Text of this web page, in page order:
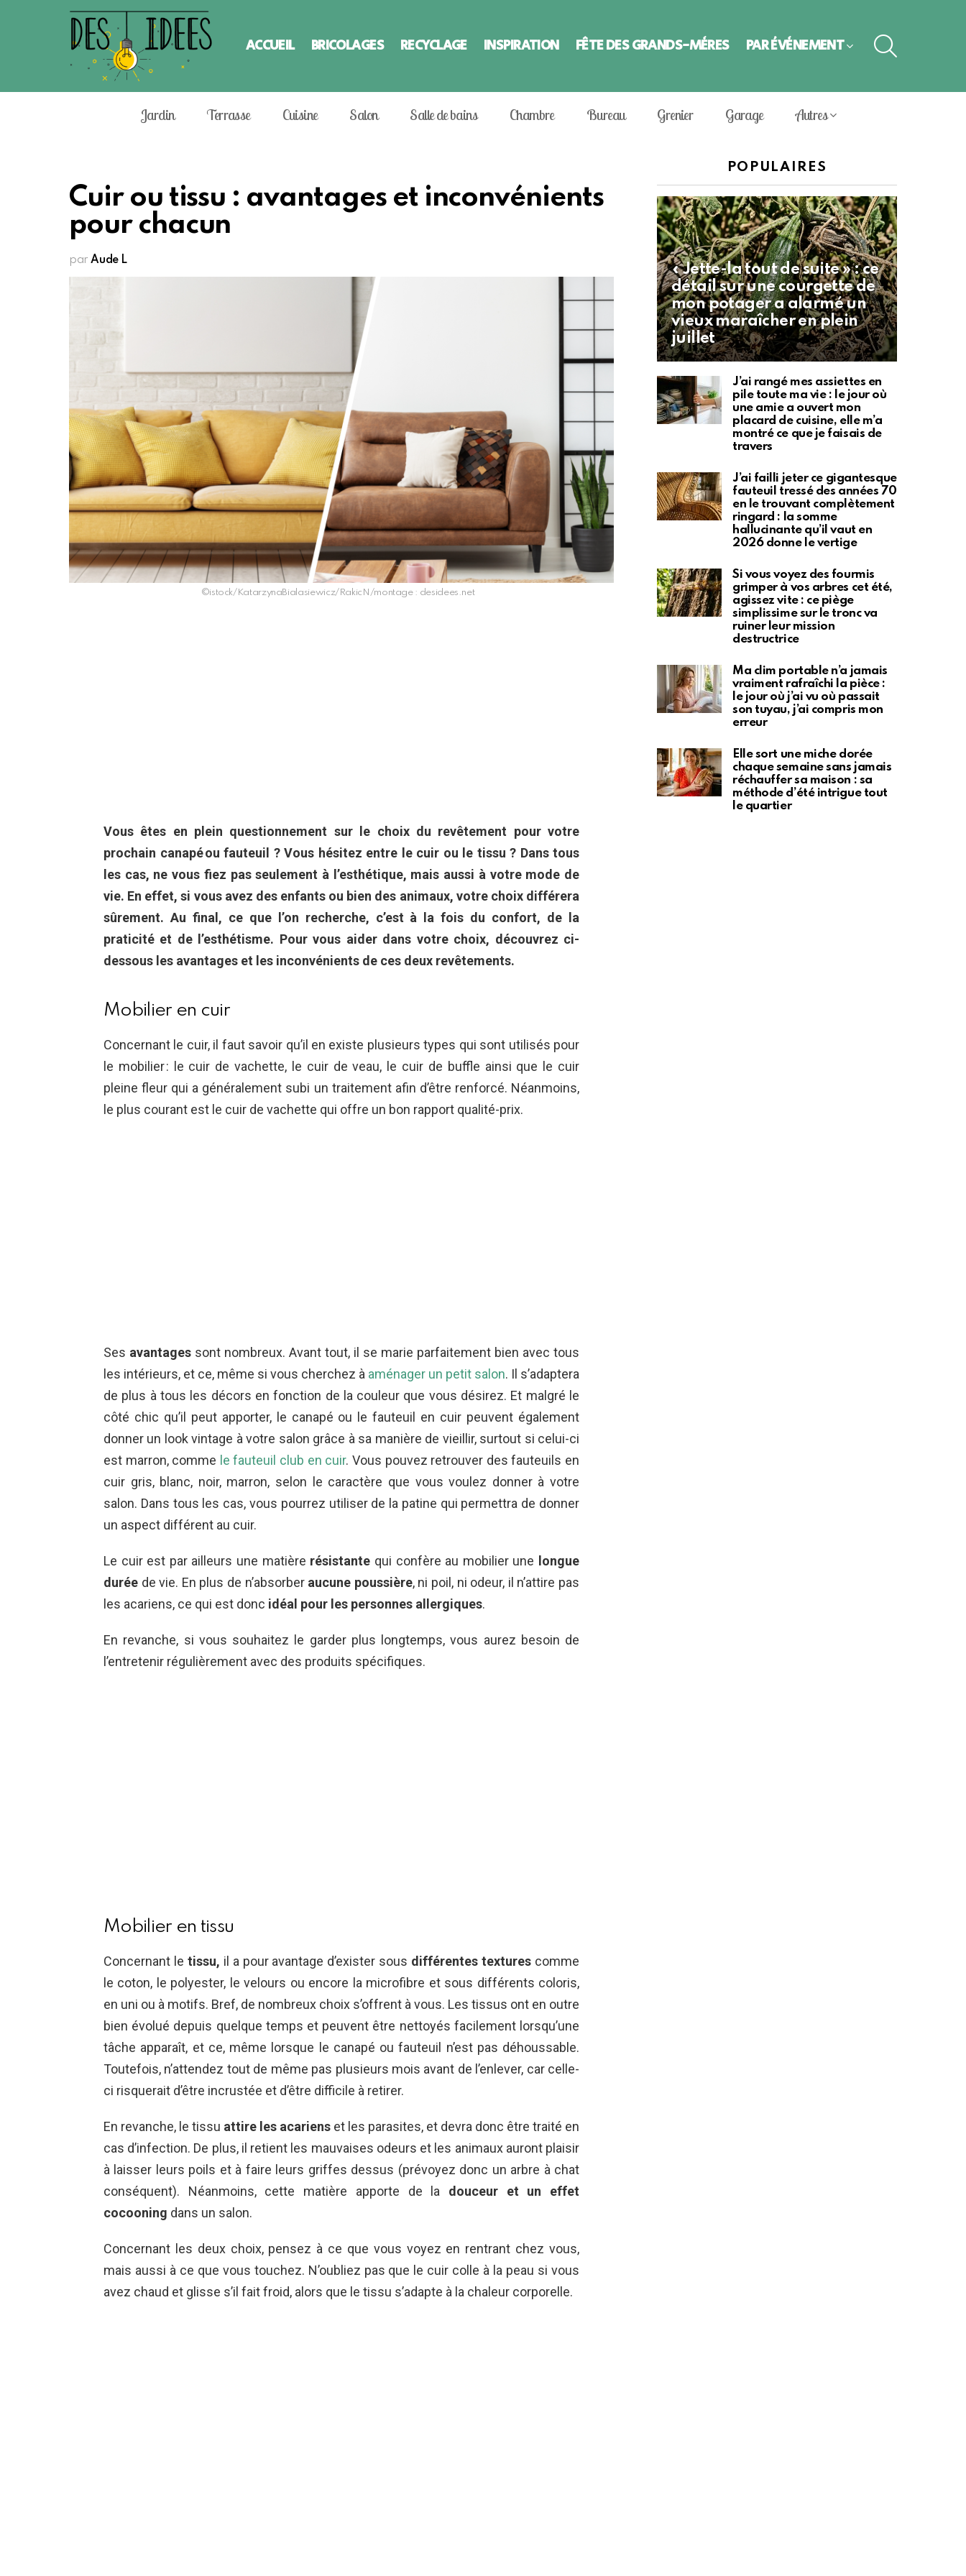
ACCUEIL BRICOLAGES RECYCLAGE INSPIRATION FÊTE DES GRANDS-MÈRES PAR ÉVÈNEMENT
Jardin Terrasse Cuisine Salon Salle de bains Chambre Bureau Grenier Garage Autres
Cuir ou tissu : avantages et inconvénients
pour chacun
par Aude L
©istock/KatarzynaBialasiewicz/RakicN/montage : desidees.net
Vous êtes en plein questionnement sur le choix du revêtement pour votre
prochain canapé ou fauteuil ? Vous hésitez entre le cuir ou le tissu ? Dans tous
les cas, ne vous fiez pas seulement à l’esthétique, mais aussi à votre mode de
vie. En effet, si vous avez des enfants ou bien des animaux, votre choix différera
sûrement. Au final, ce que l’on recherche, c’est à la fois du confort, de la
praticité et de l’esthétisme. Pour vous aider dans votre choix, découvrez ci-
dessous les avantages et les inconvénients de ces deux revêtements.
Mobilier en cuir
Concernant le cuir, il faut savoir qu’il en existe plusieurs types qui sont utilisés pour
le mobilier : le cuir de vachette, le cuir de veau, le cuir de buffle ainsi que le cuir
pleine fleur qui a généralement subi un traitement afin d’être renforcé. Néanmoins,
le plus courant est le cuir de vachette qui offre un bon rapport qualité-prix.
Ses avantages sont nombreux. Avant tout, il se marie parfaitement bien avec tous
les intérieurs, et ce, même si vous cherchez à aménager un petit salon. Il s’adaptera
de plus à tous les décors en fonction de la couleur que vous désirez. Et malgré le
côté chic qu’il peut apporter, le canapé ou le fauteuil en cuir peuvent également
donner un look vintage à votre salon grâce à sa manière de vieillir, surtout si celui-ci
est marron, comme le fauteuil club en cuir. Vous pouvez retrouver des fauteuils en
cuir gris, blanc, noir, marron, selon le caractère que vous voulez donner à votre
salon. Dans tous les cas, vous pourrez utiliser de la patine qui permettra de donner
un aspect différent au cuir.
Le cuir est par ailleurs une matière résistante qui confère au mobilier une longue
durée de vie. En plus de n’absorber aucune poussière, ni poil, ni odeur, il n’attire pas
les acariens, ce qui est donc idéal pour les personnes allergiques.
En revanche, si vous souhaitez le garder plus longtemps, vous aurez besoin de
l’entretenir régulièrement avec des produits spécifiques.
Mobilier en tissu
Concernant le tissu, il a pour avantage d’exister sous différentes textures comme
le coton, le polyester, le velours ou encore la microfibre et sous différents coloris,
en uni ou à motifs. Bref, de nombreux choix s’offrent à vous. Les tissus ont en outre
bien évolué depuis quelque temps et peuvent être nettoyés facilement lorsqu’une
tâche apparaît, et ce, même lorsque le canapé ou fauteuil n’est pas déhoussable.
Toutefois, n’attendez tout de même pas plusieurs mois avant de l’enlever, car celle-
ci risquerait d’être incrustée et d’être difficile à retirer.
En revanche, le tissu attire les acariens et les parasites, et devra donc être traité en
cas d’infection. De plus, il retient les mauvaises odeurs et les animaux auront plaisir
à laisser leurs poils et à faire leurs griffes dessus (prévoyez donc un arbre à chat
conséquent). Néanmoins, cette matière apporte de la douceur et un effet
cocooning dans un salon.
Concernant les deux choix, pensez à ce que vous voyez en rentrant chez vous,
mais aussi à ce que vous touchez. N’oubliez pas que le cuir colle à la peau si vous
avez chaud et glisse s’il fait froid, alors que le tissu s’adapte à la chaleur corporelle.
POPULAIRES
« Jette-la tout de suite » : ce
détail sur une courgette de
mon potager a alarmé un
vieux maraîcher en plein
juillet
J’ai rangé mes assiettes en
pile toute ma vie : le jour où
une amie a ouvert mon
placard de cuisine, elle m’a
montré ce que je faisais de
travers
J’ai failli jeter ce gigantesque
fauteuil tressé des années 70
en le trouvant complètement
ringard : la somme
hallucinante qu’il vaut en
2026 donne le vertige
Si vous voyez des fourmis
grimper à vos arbres cet été,
agissez vite : ce piège
simplissime sur le tronc va
ruiner leur mission
destructrice
Ma clim portable n’a jamais
vraiment rafraîchi la pièce :
le jour où j’ai vu où passait
son tuyau, j’ai compris mon
erreur
Elle sort une miche dorée
chaque semaine sans jamais
réchauffer sa maison : sa
méthode d’été intrigue tout
le quartier